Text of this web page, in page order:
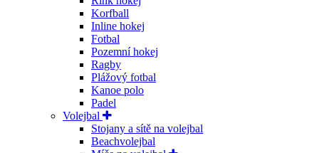
Korfball
Inline hokej
Fotbal
Pozemní hokej
Ragby
Plážový fotbal
Kanoe polo
Padel
Volejbal
Stojany a sítě na volejbal
Beachvolejbal